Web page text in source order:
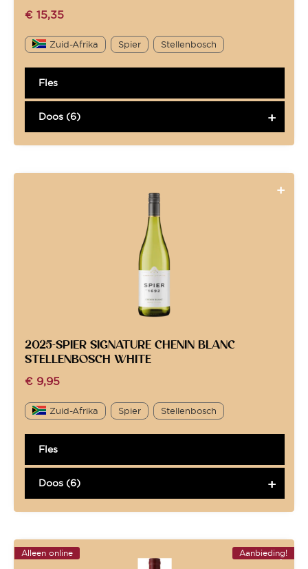
€ 15,35
Zuid-Afrika Spier Stellenbosch
Fles
Doos (6)
2025-SPIER SIGNATURE CHENIN BLANC
STELLENBOSCH WHITE
€ 9,95
Zuid-Afrika Spier Stellenbosch
Fles
Doos (6)
Aanbieding!
Alleen online